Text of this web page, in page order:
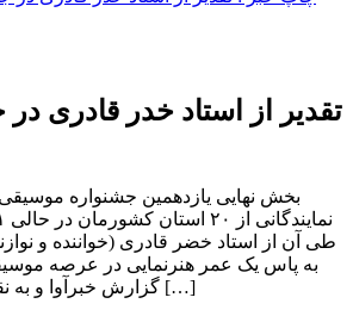
تقدیر از استاد خدر قادری
بخش نهایی یازدهمین جشنواره
طی آن از استاد خضر قادری (خواننده و
به پاس یک عمر هنرنمایی در عرصه
گزارش خبرآوا و به نقل از پایگاه خبری خانه […]